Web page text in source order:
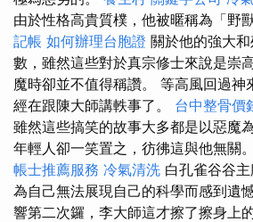
由於性格高貴質樸，他被暱稱為「野
記帳 如何辦理台胞證 關於他的強大
數，雖然這些對於真宗修士來說是崇
魔時卻並不值得稱讚。 等高風回過神
經在跟陳大師講軼事了。 台中整骨價
雖然這些搞笑的故事大多都是以惡魔
年輕人卻一笑置之，彷彿這與他無關。
帳士推薦服務 冷氣清洗 白孔雀谷谷
為自己無法展現自己的科學而感到遺
響第二次鑼，李大師這才擦了擦身上